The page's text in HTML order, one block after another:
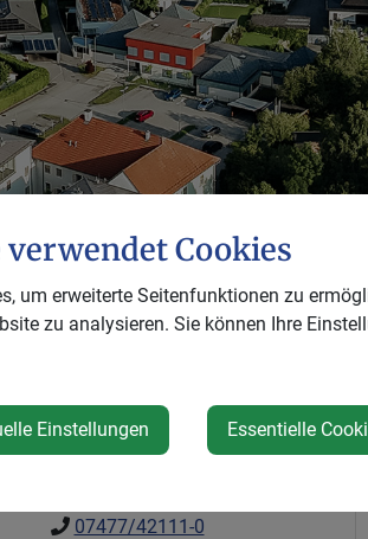
des
Unter unserer Webside finden Sie die
Kontakt
07477/42111-0
verwendet Cookies
um erweiterte Seitenfunktionen zu
zu analysieren. Sie können Ihre
Einstellungen Essentielle